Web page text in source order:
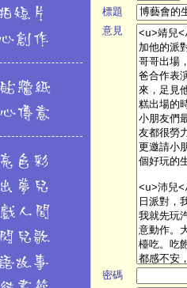
標題
意見
密碼